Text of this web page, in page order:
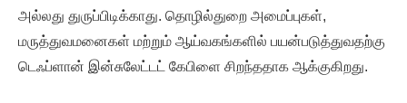
அல்லது துருப்பிடிக்காது. தொழில்துறை அமைப்புகள்,
மருத்துவமனைகள் மற்றும் ஆய்வகங்களில் பயன்படுத்துவதற்கு
டெஃப்ளான் இன்சுலேட்டட் கேபிளை சிறந்ததாக ஆக்குகிறது.